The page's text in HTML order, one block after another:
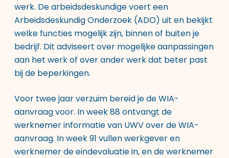
werk. De arbeidsdeskundige voert een
Arbeidsdeskundig Onderzoek (ADO) uit en bekijkt
welke functies mogelijk zijn, binnen of buiten je
bedrijf. Dit adviseert over mogelijke aanpassingen
aan het werk of over ander werk dat beter past
bij de beperkingen.
Voor twee jaar verzuim bereid je de WIA-
aanvraag voor. In week 88 ontvangt de
werknemer informatie van UWV over de WIA-
aanvraag. In week 91 vullen werkgever en
werknemer de eindevaluatie in, en de werknemer